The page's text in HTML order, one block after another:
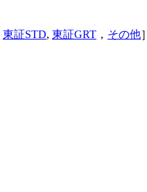
東証STD, 東証GRT ， その他］